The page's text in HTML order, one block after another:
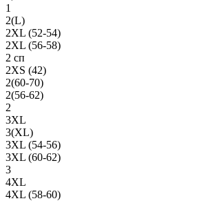
1
2(L)
2XL (52-54)
2XL (56-58)
2 сп
2XS (42)
2(60-70)
2(56-62)
2
3XL
3(XL)
3XL (54-56)
3XL (60-62)
3
4XL
4XL (58-60)